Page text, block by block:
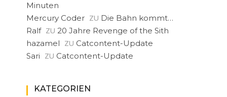
Minuten
Mercury Coder ZU Die Bahn kommt…
Ralf ZU 20 Jahre Revenge of the Sith
hazamel ZU Catcontent-Update
Sari ZU Catcontent-Update
KATEGORIEN